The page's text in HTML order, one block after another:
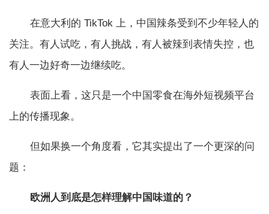
在意大利的 TikTok 上，中国辣条受到不少年轻人的
关注。有人试吃，有人挑战，有人被辣到表情失控，也
有人一边好奇一边继续吃。
表面上看，这只是一个中国零食在海外短视频平台
上的传播现象。
但如果换一个角度看，它其实提出了一个更深的问
题：
欧洲人到底是怎样理解中国味道的？